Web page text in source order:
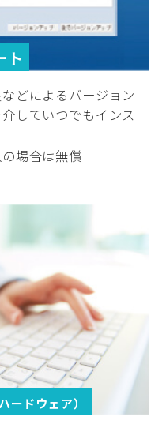
ト
どによるバージョン
していつでもインス
場合は無償
ードウェア）